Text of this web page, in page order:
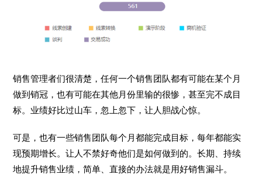
销售管理者们很清楚，任何一个销售团队都有可能在某个月
做到销冠，也有可能在其他月份里输的很惨，甚至完不成目
标。业绩好比过山车，忽上忽下，让人胆战心惊。
可是，也有一些销售团队每个月都能完成目标，每年都能实
现预期增长。让人不禁好奇他们是如何做到的。长期、持续
地提升销售业绩，简单、直接的办法就是用好销售漏斗。